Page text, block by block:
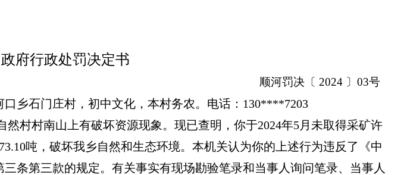
府行政处罚决定书
顺河罚决〔 2024 〕03号
乡石门庄村，初中文化，本村务农。电话：130****7203
村村南山上有破坏资源现象。现已查明，你于2024年5月未取得采矿许
吨，破坏我乡自然和生态环境。本机关认为你的上述行为违反了《中
条第三款的规定。有关事实有现场勘验笔录和当事人询问笔录、当事人